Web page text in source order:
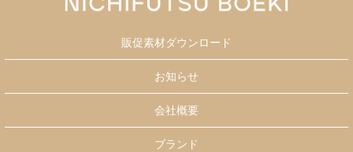
販促素材ダウンロード
お知らせ
会社概要
ブランド